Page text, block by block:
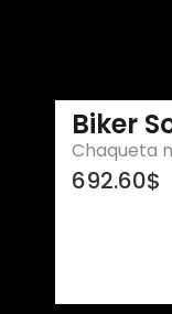
Biker
Chaqueta
692.60$